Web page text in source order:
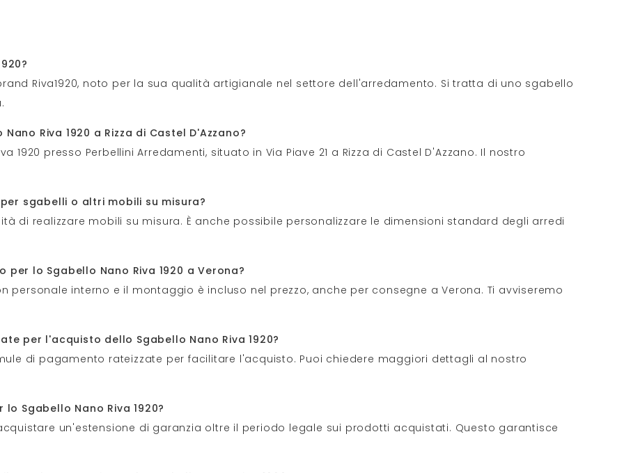
Riva1920, noto per la sua qualità artigianale nel settore dell'arredamento. Si tratta di uno sgabello
Riva 1920 a Rizza di Castel D'Azzano?
1920 presso Perbellini Arredamenti, situato in Via Piave 21 a Rizza di Castel D'Azzano. Il nostro
sgabelli o altri mobili su misura?
di realizzare mobili su misura. È anche possibile personalizzare le dimensioni standard degli arredi
lo Sgabello Nano Riva 1920 a Verona?
personale interno e il montaggio è incluso nel prezzo, anche per consegne a Verona. Ti avviseremo
per l'acquisto dello Sgabello Nano Riva 1920?
di pagamento rateizzate per facilitare l'acquisto. Puoi chiedere maggiori dettagli al nostro
Sgabello Nano Riva 1920?
un'estensione di garanzia oltre il periodo legale sui prodotti acquistati. Questo garantisce